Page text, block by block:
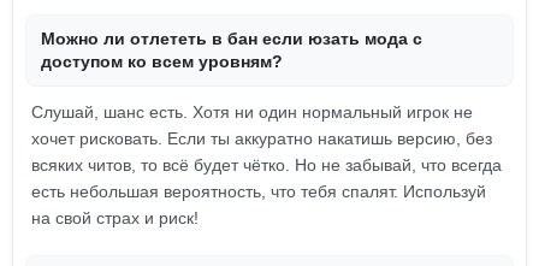
Можно ли отлететь в бан если юзать мода с
доступом ко всем уровням?
Слушай, шанс есть. Хотя ни один нормальный игрок не
хочет рисковать. Если ты аккуратно накатишь версию, без
всяких читов, то всё будет чётко. Но не забывай, что всегда
есть небольшая вероятность, что тебя спалят. Используй
на свой страх и риск!